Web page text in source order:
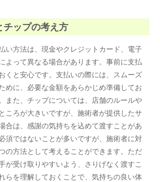
チップの考え方
い方法は、現金やクレジットカード、電子
よって異なる場合があります。事前に支払
くと安心です。支払いの際には、スムーズ
めに、必要な金額をあらかじめ準備してお
また、チップについては、店舗のルールや
ころが大きいですが、施術者が提供したサ
合は、感謝の気持ちを込めて渡すことがあ
須ではないことが多いですが、施術者に対
の方法として考えることができます。ただ
が受け取りやすいよう、さりげなく渡すこ
らを理解しておくことで、気持ちの良い体